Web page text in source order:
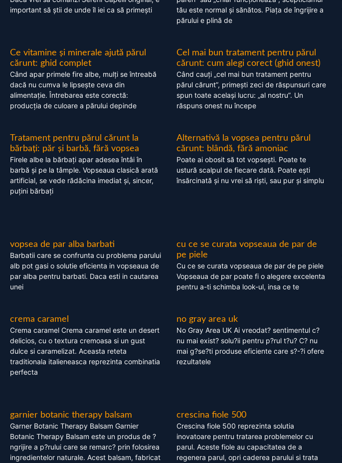
important să știi de unde îl iei ca să primești
tău este normal și sănătos. Piața de îngrijire a
părului e plină de
Ce vitamine și minerale ajută părul
cărunt: ghid complet
Când apar primele fire albe, mulți se întreabă
dacă nu cumva le lipsește ceva din
alimentație. Întrebarea este corectă:
producția de culoare a părului depinde
Cel mai bun tratament pentru părul
cărunt: cum alegi corect (ghid onest)
Când cauți „cel mai bun tratament pentru
părul cărunt”, primești zeci de răspunsuri care
spun toate același lucru: „al nostru”. Un
răspuns onest nu începe
Tratament pentru părul cărunt la
bărbați: păr și barbă, fără vopsea
Firele albe la bărbați apar adesea întâi în
barbă și pe la tâmple. Vopseaua clasică arată
artificial, se vede rădăcina imediat și, sincer,
puțini bărbați
Alternativă la vopsea pentru părul
cărunt: blândă, fără amoniac
Poate ai obosit să tot vopsești. Poate te
ustură scalpul de fiecare dată. Poate ești
însărcinată și nu vrei să riști, sau pur și simplu
vopsea de par alba barbati
Barbatii care se confrunta cu problema parului
alb pot gasi o solutie eficienta in vopseaua de
par alba pentru barbati. Daca esti in cautarea
unei
cu ce se curata vopseaua de par de
pe piele
Cu ce se curata vopseaua de par de pe piele
Vopseaua de par poate fi o alegere excelenta
pentru a-ti schimba look-ul, insa ce te
crema caramel
Crema caramel Crema caramel este un desert
delicios, cu o textura cremoasa si un gust
dulce si caramelizat. Aceasta reteta
traditionala italieneasca reprezinta combinatia
perfecta
no gray area uk
No Gray Area UK Ai vreodat? sentimentul c?
nu mai exist? solu?ii pentru p?rul t?u? C? nu
mai g?se?ti produse eficiente care s?-?i ofere
rezultatele
garnier botanic therapy balsam
Garner Botanic Therapy Balsam Garnier
Botanic Therapy Balsam este un produs de ?
ngrijire a p?rului care se remarc? prin folosirea
ingredientelor naturale. Acest balsam, fabricat
crescina fiole 500
Crescina fiole 500 reprezinta solutia
inovatoare pentru tratarea problemelor cu
parul. Aceste fiole au capacitatea de a
regenera parul, opri caderea parului si trata